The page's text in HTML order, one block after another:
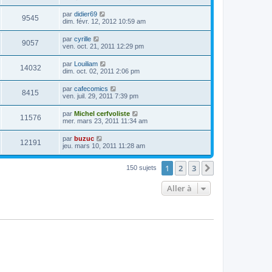
9545 par didier69
dim. févr. 12, 2012 10:59 am
9057 par cyrille
ven. oct. 21, 2011 12:29 pm
14032 par
Louiliam
dim. oct. 02, 2011 2:06 pm
8415 par cafecomics
ven. juil. 29, 2011 7:39 pm
11576 par Michel cerfvoliste
mer. mars 23, 2011 11:34 am
12191 par buzuc
jeu. mars 10, 2011 11:28 am
150 sujets 1 2 3
Aller à